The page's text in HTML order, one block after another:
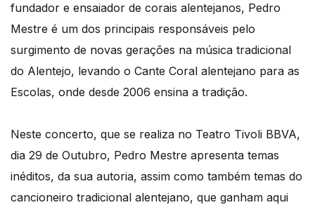
fundador e ensaiador de corais alentejanos, Pedro
Mestre é um dos principais responsáveis pelo
surgimento de novas gerações na música tradicional
do Alentejo, levando o Cante Coral alentejano para as
Escolas, onde desde 2006 ensina a tradição.
Neste concerto, que se realiza no Teatro Tivoli BBVA,
dia 29 de Outubro, Pedro Mestre apresenta temas
inéditos, da sua autoria, assim como também temas do
cancioneiro tradicional alentejano, que ganham aqui